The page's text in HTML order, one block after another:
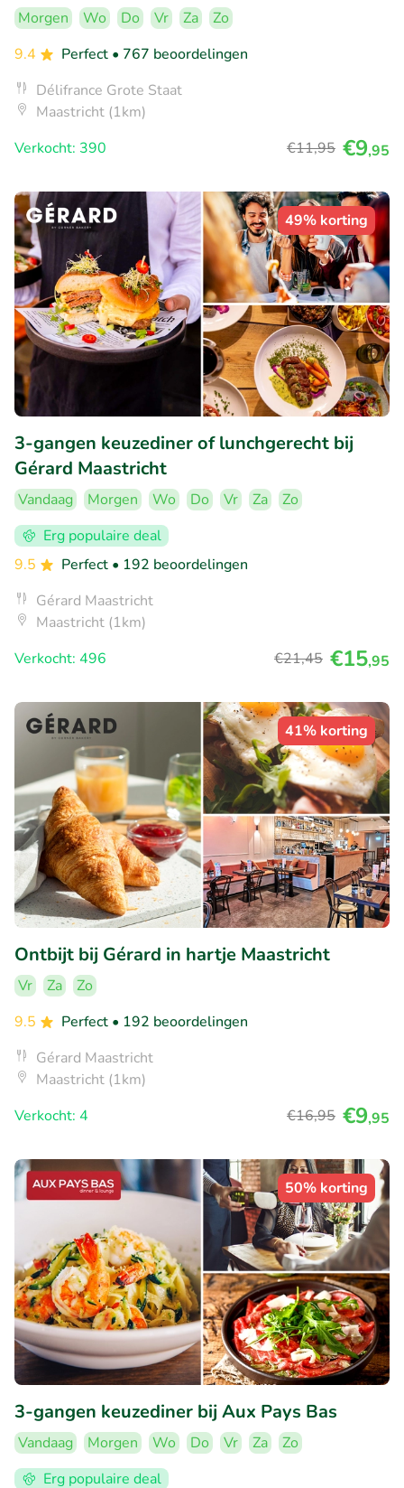
Morgen Wo Do Vr Za
Zo
9.4
Perfect • 767 beoordelingen
Délifrance Grote Staat
Maastricht (1km)
Verkocht: 390
€11,95 €9,95
49% korting
3-gangen keuzediner of lunchgerecht bij
Gérard Maastricht
Vandaag Morgen Wo Do Vr Za
Zo
Erg populaire deal
9.5
Perfect • 192 beoordelingen
Gérard Maastricht
Maastricht (1km)
Verkocht: 496
€21,45 €15,95
41% korting
Ontbijt bij Gérard in hartje Maastricht
Vr Za
Zo
9.5
Perfect • 192 beoordelingen
Gérard Maastricht
Maastricht (1km)
Verkocht: 4
€16,95 €9,95
50% korting
3-gangen keuzediner bij Aux Pays Bas
Vandaag Morgen Wo Do Vr Za
Zo
Erg populaire deal